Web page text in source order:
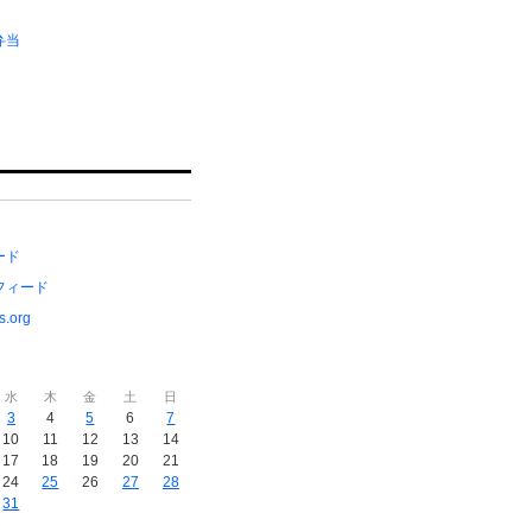
当
ド
ィード
水 木 金 土 日
3 4 5 6
7
10 11 12 13
14
17 18 19 20
21
24 25 26 27
28
31